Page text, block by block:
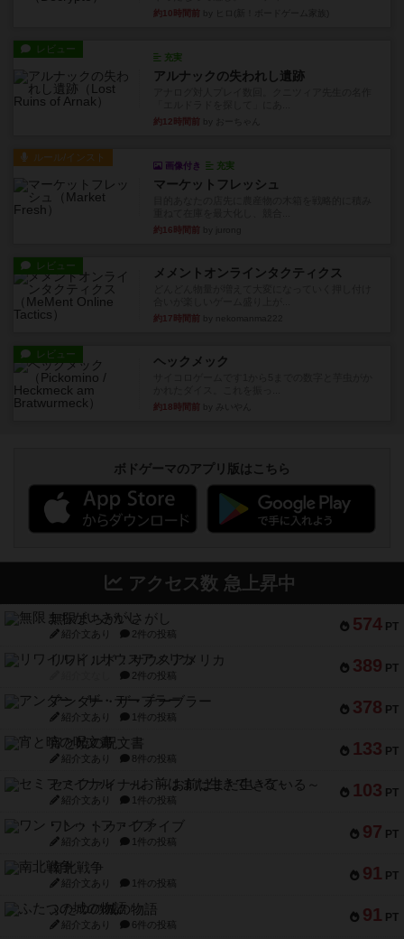
約10時間前
レビュー
充実
アルナックの失われし遺跡
約12時間前
ルール/インスト
画像付き 充実
マーケットフレッシュ
約16時間前
レビュー メメントオンラインタクティクス
約17時間前
レビュー ヘックメック
約18時間前
ボドゲーマのアプリ版はこちら
アクセス数 急上昇中
574 PT
無限まちがいさがし
紹介文あり 2件の投稿
389 PT
リワイルド：サウスアメリカ
2件の投稿
378 PT
アンダー・ザ・テーブラー
紹介文あり 1件の投稿
133 PT
宵と暁の呪文書
紹介文あり 8件の投稿
103 PT
セミファイナル ～お前はまだ生きている～
紹介文あり 1件の投稿
97 PT
ワン・トゥ・ファイブ
紹介文あり 1件の投稿
91 PT
南北戦争
紹介文あり 1件の投稿
91 PT
ふたつの城の物語
紹介文あり 6件の投稿